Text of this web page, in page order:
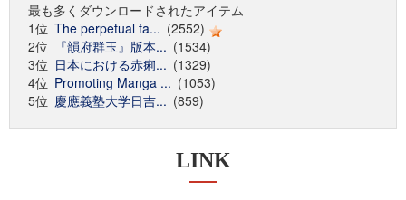
最も多くダウンロードされたアイテム
1位 The perpetual fa... (2552)
2位
『韻府群玉』版本... (1534)
3位 日本における赤痢... (1329)
4位 Promoting Manga ... (1053)
5位 慶應義塾大学日吉... (859)
LINK